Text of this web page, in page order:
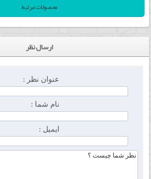
محصولات مرتبط
ارسال نظر
عنوان نظر :
نام شما :
ایمیل :